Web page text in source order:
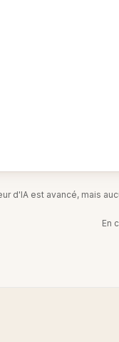
d'IA est avancé, mais
En